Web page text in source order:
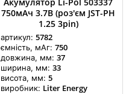
750мАч 3.7В (роз'єм JST-PH
1.25 3pin)
артикул: 5782
ємність, мАг: 750
довжина, мм: 37
ширина, мм: 33
висота, мм: 5
виробник: Liter Energy